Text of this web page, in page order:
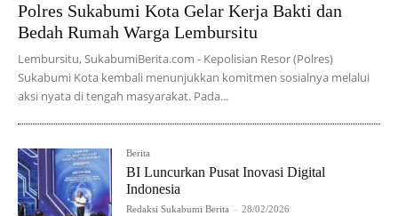
Polres Sukabumi Kota Gelar Kerja Bakti dan
Bedah Rumah Warga Lembursitu
Lembursitu, SukabumiBerita.com - Kepolisian Resor (Polres)
Sukabumi Kota kembali menunjukkan komitmen sosialnya melalui
aksi nyata di tengah masyarakat. Pada...
Berita
BI Luncurkan Pusat Inovasi Digital
Indonesia
Redaksi Sukabumi Berita - 28/02/2026